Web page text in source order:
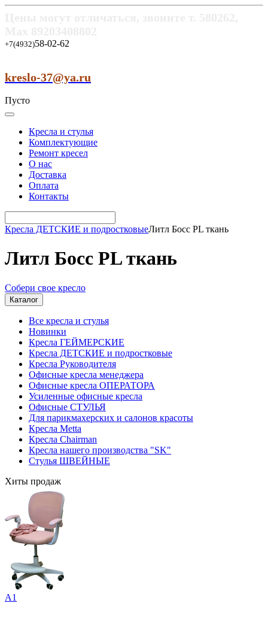
+7(4932)58-02-62
kreslo-37@ya.ru
Пусто
Кресла и стулья
Комплектующие
Ремонт кресел
О нас
Доставка
Оплата
Контакты
Кресла ДЕТСКИЕ и подростковыеЛитл Босс PL ткань
Литл Босс PL ткань
Собери свое кресло
Каталог
Все кресла и стулья
Новинки
Кресла ГЕЙМЕРСКИЕ
Кресла ДЕТСКИЕ и подростковые
Кресла Руководителя
Офисные кресла менеджера
Офисные кресла ОПЕРАТОРА
Усиленные офисные кресла
Офисные СТУЛЬЯ
Для парикмахерских и салонов красоты
Кресла Metta
Кресла Chairman
Кресла нашего производства "SK"
Стулья ШВЕЙНЫЕ
Хиты продаж
А1